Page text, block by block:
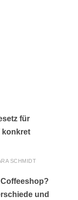
für
konkret
SCHMIDT
und